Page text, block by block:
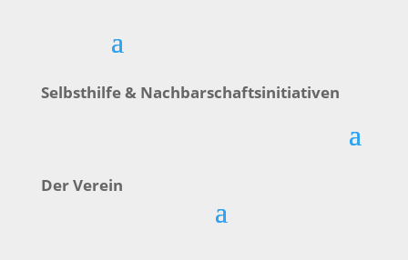
Selbsthilfe & Nachbarschaftsinitiativen
Der Verein